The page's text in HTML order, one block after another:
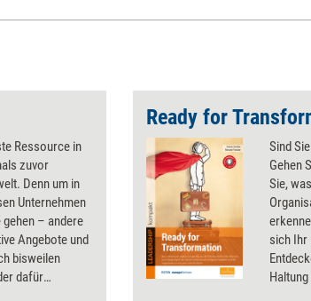
Ressource in
zuvor
Denn um in
Unternehmen
gehen – andere
Angebote und
bisweilen
dafür
Ready for
Sind
Gehen
Sie,
sich Ihr